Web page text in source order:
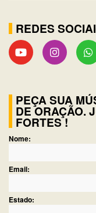
REDES
PEÇA SUA
DE ORAÇÃO.
FORTES !
Nome:
Email:
Estado: